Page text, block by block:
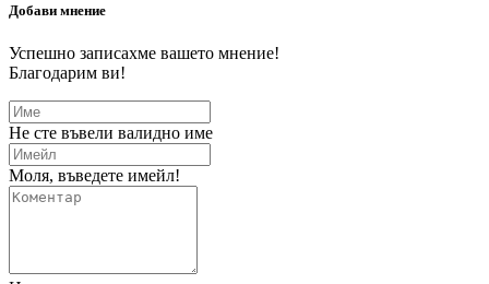
Добави мнение
Успешно записахме вашето мнение!
Благодарим ви!
Не сте въвели валидно име
Моля, въведете имейл!